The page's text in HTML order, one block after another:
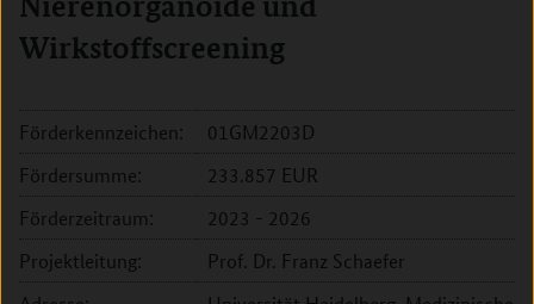
Wirkstoffscreening
Förderkennzeichen:
01GM2203D
Fördersumme:
233.857 EUR
Förderzeitraum:
2023 - 2026
Projektleitung:
Prof. Dr. Franz Schaefer